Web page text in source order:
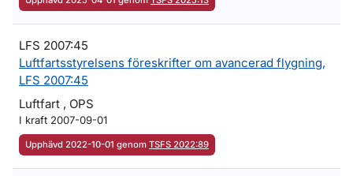
LFS 2007:45
Luftfartsstyrelsens föreskrifter om avancerad flygning,
LFS 2007:45
Luftfart , OPS
I kraft 2007-09-01
Upphävd 2022-10-01 genom TSFS 2022:89